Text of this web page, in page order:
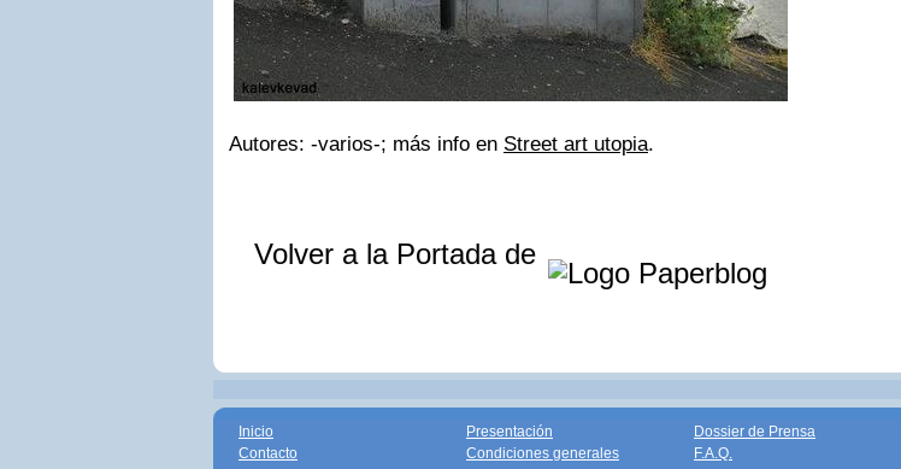
Autores: -varios-; más info en Street art utopia.
Volver a la Portada de
Inicio
Contacto
Presentación
Condiciones generales
Dossier de Prensa
F.A.Q.